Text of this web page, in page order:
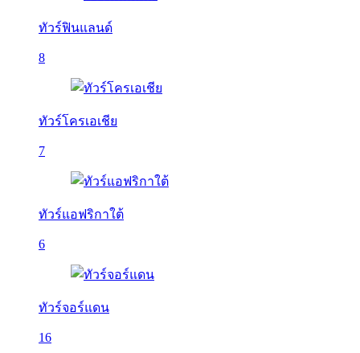
ทัวร์ฟินแลนด์
8
ทัวร์โครเอเชีย
7
ทัวร์แอฟริกาใต้
6
ทัวร์จอร์แดน
16